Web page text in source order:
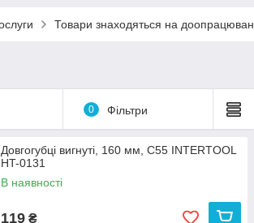
Товари знаходяться на
0 Фільтри
Довгогубці вигнуті, 160 мм, С55 INTERTOOL
HT-0131
В наявності
119 ₴